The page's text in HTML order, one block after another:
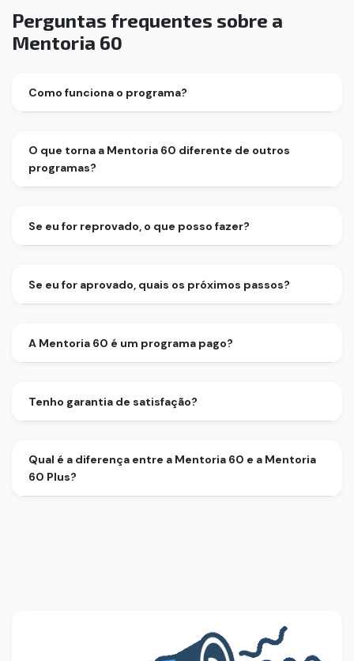
Perguntas frequentes sobre a
Mentoria 60
Como funciona o programa?
O que torna a Mentoria 60 diferente de outros
programas?
Se eu for reprovado, o que posso fazer?
Se eu for aprovado, quais os próximos passos?
A Mentoria 60 é um programa pago?
Tenho garantia de satisfação?
Qual é a diferença entre a Mentoria 60 e a Mentoria
60 Plus?